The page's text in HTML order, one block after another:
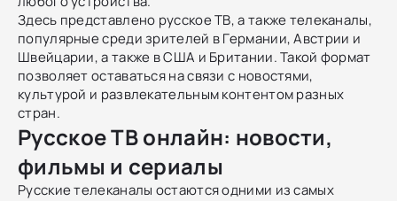
Здесь представлено русское ТВ, а также телеканалы,
популярные среди зрителей в Германии, Австрии и
Швейцарии, а также в США и Британии. Такой формат
позволяет оставаться на связи с новостями,
культурой и развлекательным контентом разных
стран.
Русское ТВ онлайн: новости,
фильмы и сериалы
Русские телеканалы остаются одними из самых